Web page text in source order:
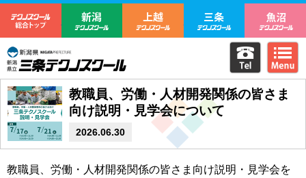
テクノスクール総合トップ
新潟テクノスクール上越テクノスクール
三条テクノ
新潟県立三条テクノスクール 電話を
教職員、労働・人材開発関係の皆さま
向け説明・見学会について
2026.06.30
教職員、労働・人材開発関係の皆さま向け説明・見学会を